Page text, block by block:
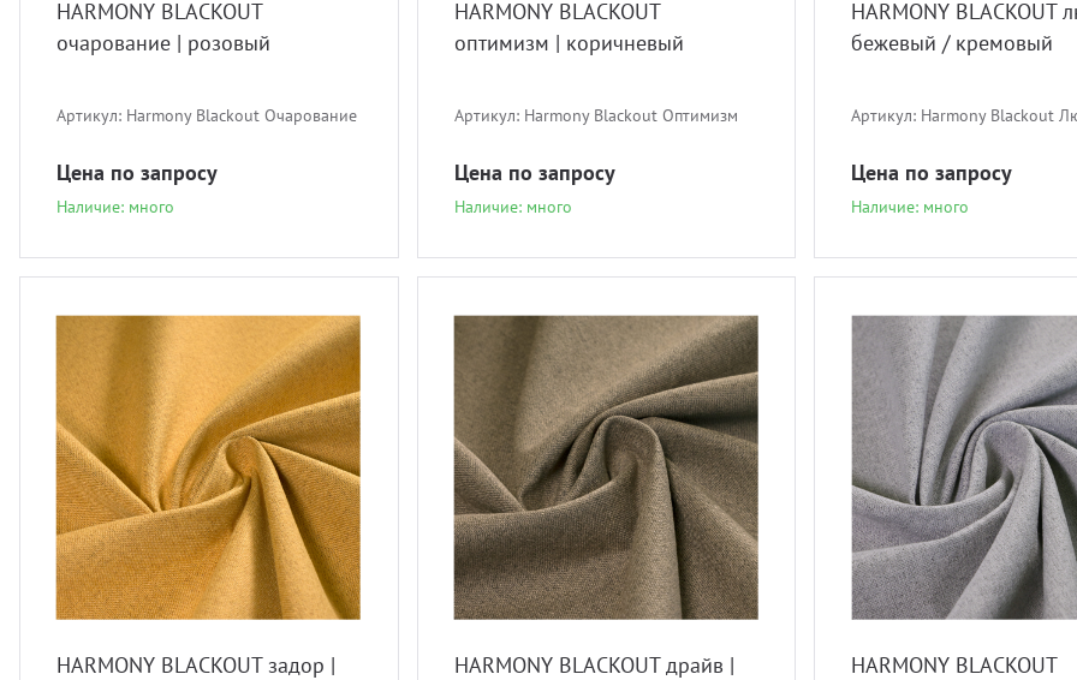
HARMONY BLACKOUT
очарование | розовый
Артикул: Harmony Blackout Очарование
Цена по запросу
Наличие: много
HARMONY BLACKOUT
оптимизм | коричневый
Артикул: Harmony Blackout Оптимизм
Цена по запросу
Наличие: много
HARMONY BLACKOUT
бежевый / кремовый
Артикул: Harmony Blackout
Цена по запросу
Наличие: много
HARMONY BLACKOUT задор |
HARMONY BLACKOUT драйв |
HARMONY BLACKOUT